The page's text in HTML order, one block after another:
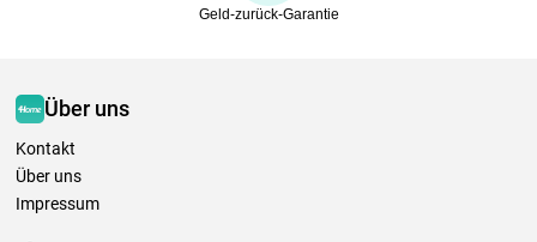
Geld-zurück-Garantie
Über uns
Kontakt
Über uns
Impressum